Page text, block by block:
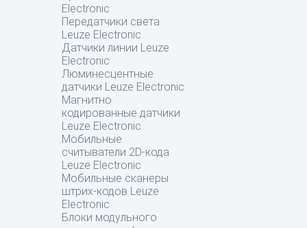
Electronic
Передатчики света
Leuze Electronic
Датчики линии Leuze
Electronic
Люминесцентные
датчики Leuze Electronic
Магнитно
кодированные датчики
Leuze Electronic
Мобильные
считыватели 2D-кода
Leuze Electronic
Мобильные сканеры
штрих-кодов Leuze
Electronic
Блоки модульного